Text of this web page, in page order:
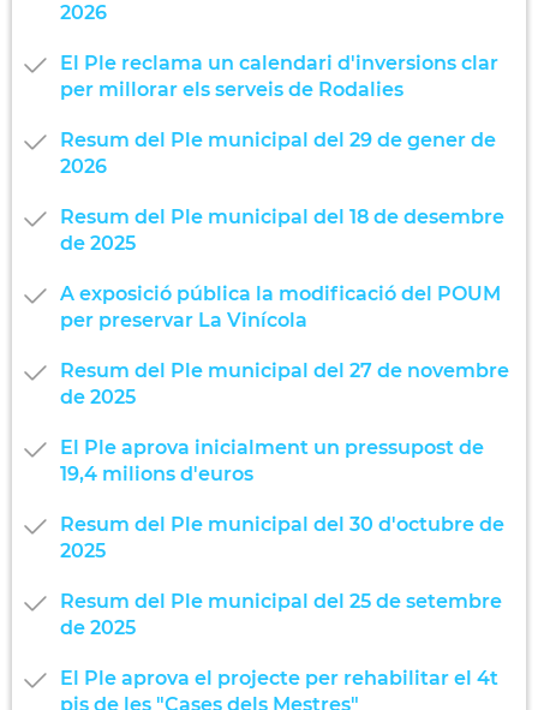
2026
El Ple reclama un calendari d'inversions clar
per millorar els serveis de Rodalies
Resum del Ple municipal del 29 de gener de
2026
Resum del Ple municipal del 18 de desembre
de 2025
A exposició pública la modificació del POUM
per preservar La Vinícola
Resum del Ple municipal del 27 de novembre
de 2025
El Ple aprova inicialment un pressupost de
19,4 milions d'euros
Resum del Ple municipal del 30 d'octubre de
2025
Resum del Ple municipal del 25 de setembre
de 2025
El Ple aprova el projecte per rehabilitar el 4t
pis de les "Cases dels Mestres"